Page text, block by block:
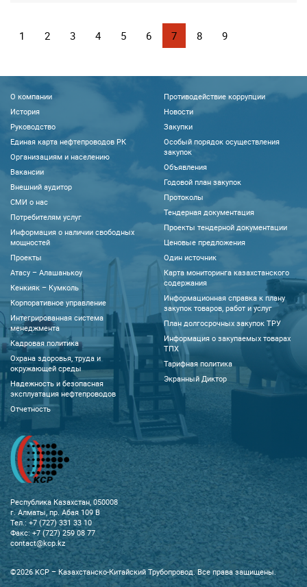
1 2 3 4 5 6 7 8 9
О компании
История
Руководство
Единая карта нефтепроводов РК
Организациям и населению
Вакансии
Внешний аудитор
CМИ о нас
Потребителям услуг
Информация о наличии свободных
мощностей
Проекты
Атасу – Алашанькоу
Кенкияк – Кумколь
Корпоративное управление
Интегрированная система
менеджмента
Кадровая политика
Охрана здоровья, труда и
окружающей среды
Надежность и безопасная
эксплуатация нефтепроводов
Отчетность
Противодействие коррупции
Новости
Закупки
Особый порядок осуществления
закупок
Объявления
Годовой план закупок
Протоколы
Тендерная документация
Проекты тендерной документации
Ценовые предложения
Один источник
Карта мониторинга казахстанского
содержания
Информационная справка к плану
закупок товаров, работ и услуг
План долгосрочных закупок ТРУ
Информация о закупаемых товарах
ТПХ
Тарифная политика
Экранный Диктор
Республика Казахстан, 050008
г. Алматы, пр. Абая 109 В
Тел.: +7 (727) 331 33 10
Факс: +7 (727) 259 08 77
contact@kcp.kz
©2026 KCP – Казахстанско-Китайский Трубопровод. Все права защищены.